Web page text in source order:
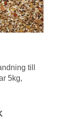
till
5kg,